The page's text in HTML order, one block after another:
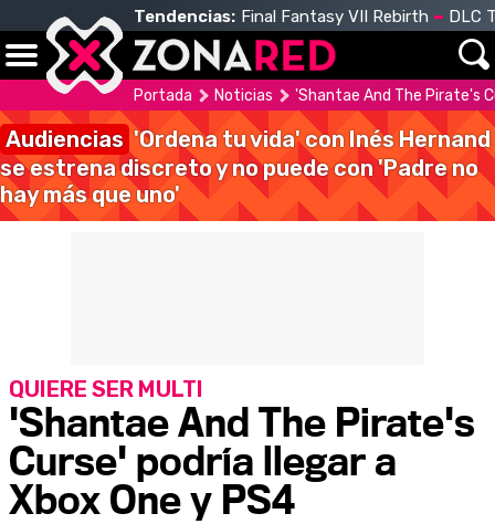
Tendencias: Final Fantasy VII Rebirth DLC
Portada Noticias 'Shantae And The Pirate's
Audiencias 'Ordena tu vida' con Inés Hernand
se estrena discreto y no puede con 'Padre no
hay más que uno'
'Shantae And The Pirate's
Curse' podría llegar a
Xbox One y PS4
QUIERE SER MULTI